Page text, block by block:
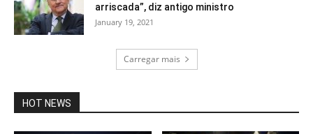
arriscada”, diz antigo ministro
January 19, 2021
Carregar mais
HOT NEWS